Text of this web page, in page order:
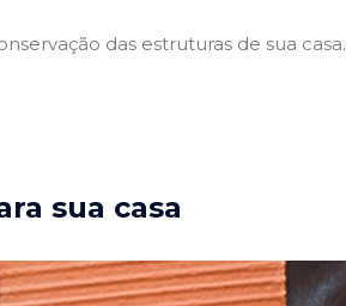
das estruturas de sua casa.
sua casa